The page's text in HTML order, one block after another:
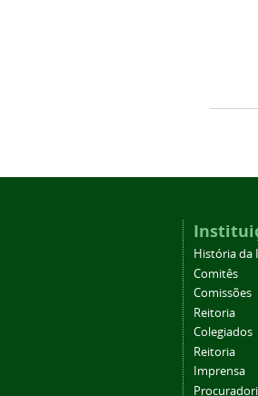
História da
Comitês
Comissões
Reitoria
Colegiados
Reitoria
Imprensa